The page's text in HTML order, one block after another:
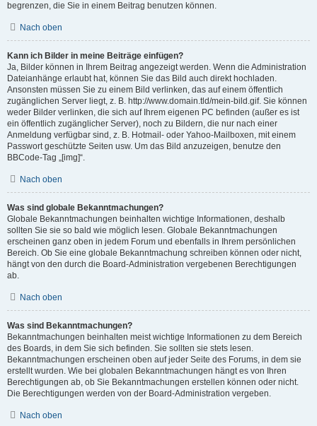
begrenzen, die Sie in einem Beitrag benutzen können.
Nach oben
Kann ich Bilder in meine Beiträge einfügen?
Ja, Bilder können in Ihrem Beitrag angezeigt werden. Wenn die Administration
Dateianhänge erlaubt hat, können Sie das Bild auch direkt hochladen.
Ansonsten müssen Sie zu einem Bild verlinken, das auf einem öffentlich
zugänglichen Server liegt, z. B. http://www.domain.tld/mein-bild.gif. Sie können
weder Bilder verlinken, die sich auf Ihrem eigenen PC befinden (außer es ist
ein öffentlich zugänglicher Server), noch zu Bildern, die nur nach einer
Anmeldung verfügbar sind, z. B. Hotmail- oder Yahoo-Mailboxen, mit einem
Passwort geschützte Seiten usw. Um das Bild anzuzeigen, benutze den
BBCode-Tag „[img]“.
Nach oben
Was sind globale Bekanntmachungen?
Globale Bekanntmachungen beinhalten wichtige Informationen, deshalb
sollten Sie sie so bald wie möglich lesen. Globale Bekanntmachungen
erscheinen ganz oben in jedem Forum und ebenfalls in Ihrem persönlichen
Bereich. Ob Sie eine globale Bekanntmachung schreiben können oder nicht,
hängt von den durch die Board-Administration vergebenen Berechtigungen
ab.
Nach oben
Was sind Bekanntmachungen?
Bekanntmachungen beinhalten meist wichtige Informationen zu dem Bereich
des Boards, in dem Sie sich befinden. Sie sollten sie stets lesen.
Bekanntmachungen erscheinen oben auf jeder Seite des Forums, in dem sie
erstellt wurden. Wie bei globalen Bekanntmachungen hängt es von Ihren
Berechtigungen ab, ob Sie Bekanntmachungen erstellen können oder nicht.
Die Berechtigungen werden von der Board-Administration vergeben.
Nach oben